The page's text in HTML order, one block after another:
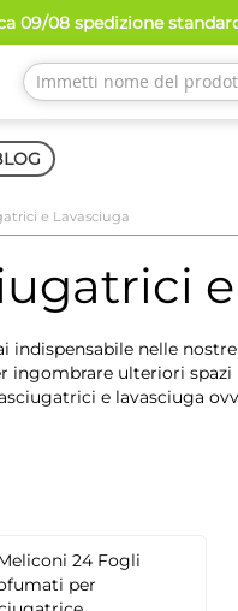
09/08 spedizione
e Lavasciuga
nelle nostre
ingombrare ulteriori
e lavasciuga